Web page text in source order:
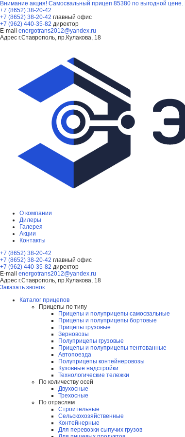
Внимание акция! Самосвальный прицеп 85380 по выгодной цене.
+7 (8652) 38-20-42
+7 (8652) 38-20-42 главный офис
+7 (962) 440-35-82 директор
E-mail energotrans2012@yandex.ru
Адрес г.Ставрополь, пр.Кулакова, 18
О компании
Дилеры
Галерея
Акции
Контакты
+7 (8652) 38-20-42
+7 (8652) 38-20-42 главный офис
+7 (962) 440-35-82 директор
E-mail energotrans2012@yandex.ru
Адрес г.Ставрополь, пр.Кулакова, 18
Заказать звонок
Каталог прицепов
Прицепы по типу
Прицепы и полуприцепы самосвальные
Прицепы и полуприцепы бортовые
Прицепы грузовые
Зерновозы
Полуприцепы грузовые
Прицепы и полуприцепы тентованные
Автопоезда
Полуприцепы контейнеровозы
Кузовные надстройки
Технологические тележки
По количеству осей
Двухосные
Трехосные
По отраслям
Строительные
Сельскохозяйственные
Контейнерные
Для перевозки сыпучих грузов